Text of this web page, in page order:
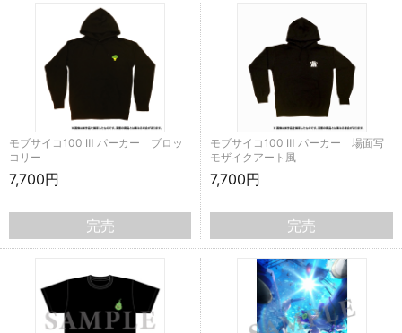
モブサイコ100 Ⅲ パーカー ブロッ
コリー
7,700円
完売
モブサイコ100 Ⅲ パーカー 場面写
モザイクアート風
7,700円
完売